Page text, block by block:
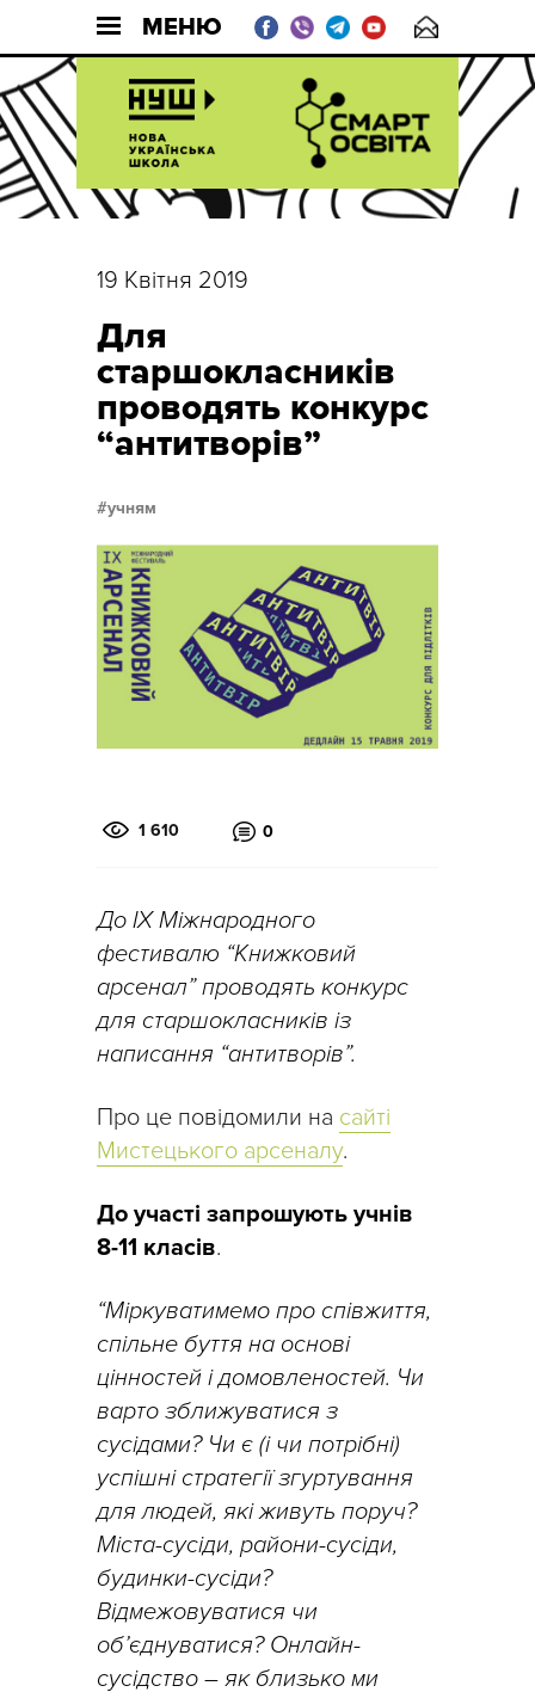
МЕНЮ
19 Квітня 2019
Для
старшокласників
проводять конкурс
“антитворів”
учням
1 610 0
До IX Міжнародного
фестивалю “Книжковий
арсенал” проводять конкурс
для старшокласників із
написання “антитворів”.
Про це повідомили на сайті
Мистецького арсеналу.
До участі запрошують учнів
8-11 класів.
“Міркуватимемо про співжиття,
спільне буття на основі
цінностей і домовленостей. Чи
варто зближуватися з
сусідами? Чи є (і чи потрібні)
успішні стратегії згуртування
для людей, які живуть поруч?
Міста-сусіди, райони-сусіди,
будинки-сусіди?
Відмежовуватися чи
об’єднуватися? Онлайн-
сусідство – як близько ми